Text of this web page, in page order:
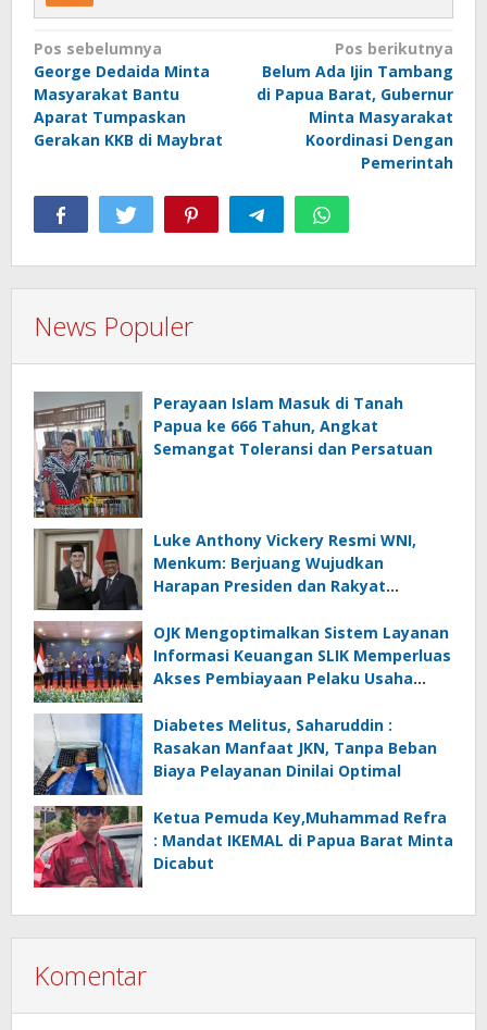
Navigasi
pos
Pos sebelumnya
George Dedaida Minta
Masyarakat Bantu
Aparat Tumpaskan
Gerakan KKB di Maybrat
Pos berikutnya
Belum Ada Ijin Tambang
di Papua Barat, Gubernur
Minta Masyarakat
Koordinasi Dengan
Pemerintah
News Populer
Perayaan Islam Masuk di Tanah
Papua ke 666 Tahun, Angkat
Semangat Toleransi dan Persatuan
Luke Anthony Vickery Resmi WNI,
Menkum: Berjuang Wujudkan
Harapan Presiden dan Rakyat
OJK Mengoptimalkan Sistem Layanan
Informasi Keuangan SLIK Memperluas
Akses Pembiayaan Pelaku Usaha
Diabetes Melitus, Saharuddin :
Rasakan Manfaat JKN, Tanpa Beban
Biaya Pelayanan Dinilai Optimal
Ketua Pemuda Key,Muhammad Refra
: Mandat IKEMAL di Papua Barat Minta
Dicabut
Komentar